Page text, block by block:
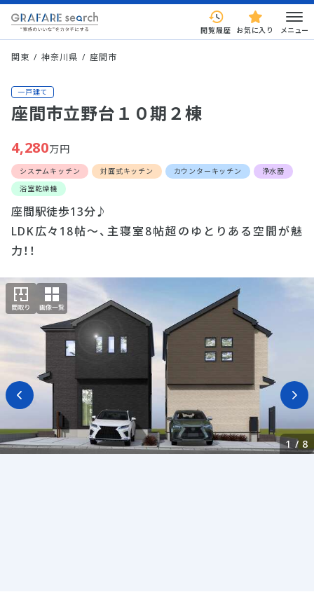
閲覧履歴 お気に入り メニュー
関東 神奈川県 座間市
一戸建て
座間市立野台１０期２棟
4,280万円
システムキッチン 対面式キッチン カウンターキッチン
浄水器
浴室乾燥機
座間駅徒歩13分♪
LDK広々18帖～、主寝室8帖超のゆとりある空間が魅
力！！
1 / 8